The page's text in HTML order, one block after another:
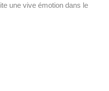
une vive émotion dans le